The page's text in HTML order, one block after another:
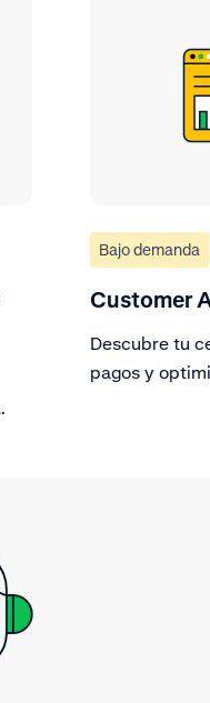
Bajo demanda
Customer
Descubre tu
pagos y